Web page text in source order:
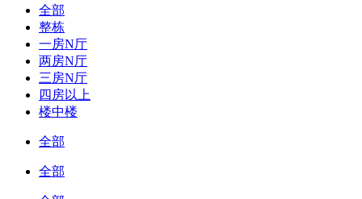
全部
整栋
一房N厅
两房N厅
三房N厅
四房以上
楼中楼
全部
全部